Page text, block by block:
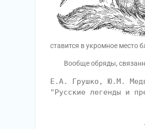
ставится в укромное место
Вообще обряды,
Е.А. Грушко, Ю.М.
"Русские легенды и